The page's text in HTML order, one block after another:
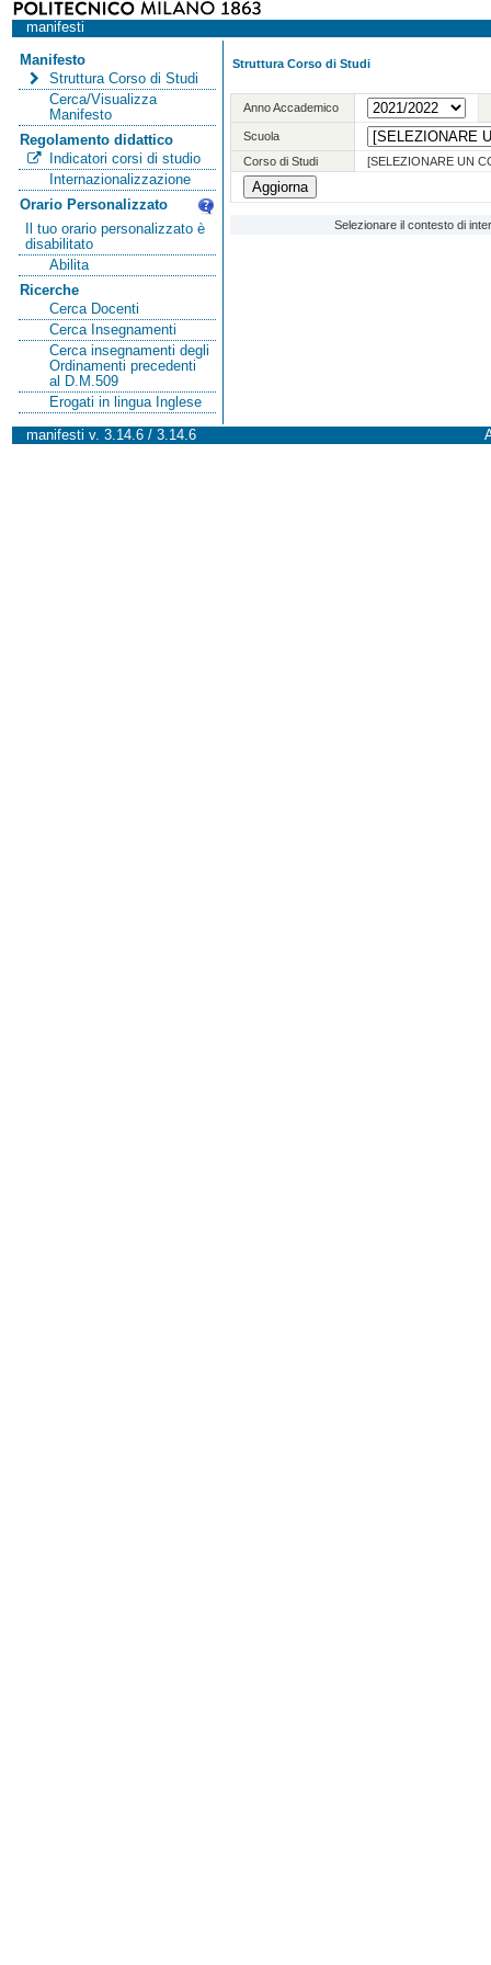
manifesti
Manifesto
Struttura Corso di Studi
Cerca/Visualizza
Manifesto
Regolamento didattico
Indicatori corsi di studio
Internazionalizzazione
Orario Personalizzato
Il tuo orario personalizzato è
disabilitato
Abilita
Ricerche
Cerca Docenti
Cerca Insegnamenti
Cerca insegnamenti degli
Ordinamenti precedenti
al D.M.509
Erogati in lingua Inglese
Struttura Corso di Studi
Anno Accademico
Scuola
Corso di Studi
[SELEZIONARE UN
Selezionare il contesto di
manifesti v. 3.14.6 / 3.14.6